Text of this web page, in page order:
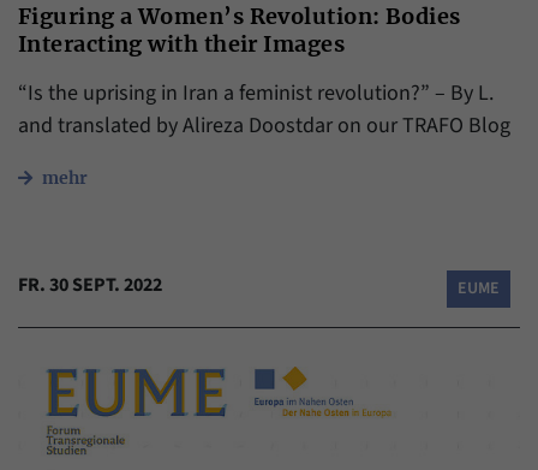
Figuring a Women’s Revolution: Bodies
Interacting with their Images
“Is the uprising in Iran a feminist revolution?” – By L.
and translated by Alireza Doostdar on our TRAFO Blog
mehr
FR. 30 SEPT. 2022 EUME